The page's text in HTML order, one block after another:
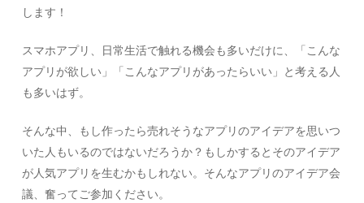
します！
スマホアプリ、日常生活で触れる機会も多いだけに、「こんな
アプリが欲しい」「こんなアプリがあったらいい」と考える人
も多いはず。
そんな中、もし作ったら売れそうなアプリのアイデアを思いつ
いた人もいるのではないだろうか？もしかするとそのアイデア
が人気アプリを生むかもしれない。そんなアプリのアイデア会
議、奮ってご参加ください。